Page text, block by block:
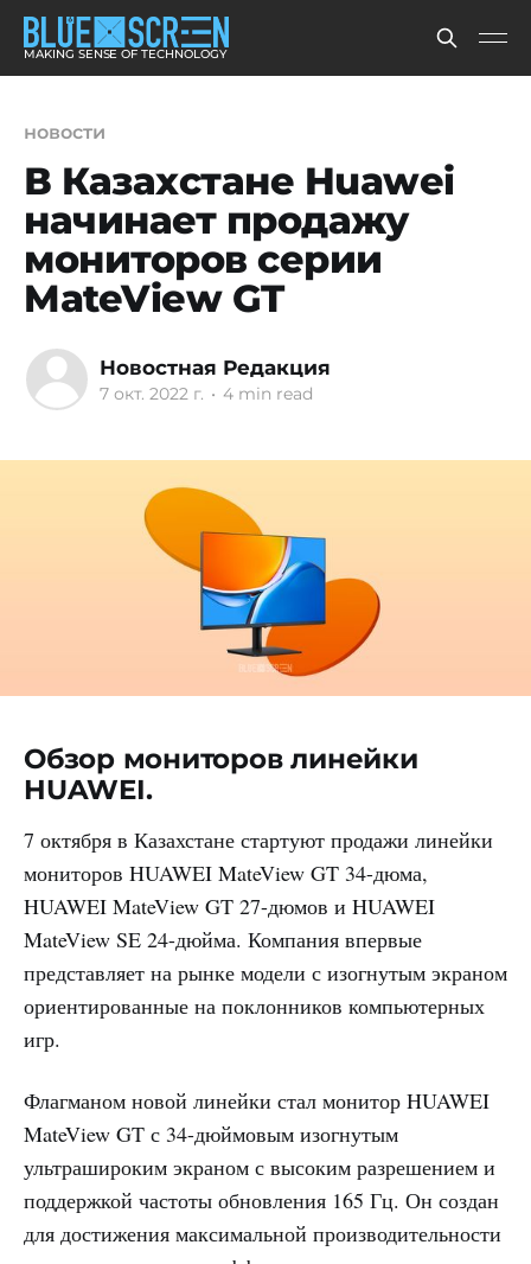
MAKING SENSE OF TECHNOLOGY
новости
В Казахстане Huawei
начинает продажу
мониторов серии
MateView GT
Новостная Редакция
7 окт. 2022 г. • 4 min read
Обзор мониторов линейки
HUAWEI.
7 октября в Казахстане стартуют продажи линейки
мониторов HUAWEI MateView GT 34-дюма,
HUAWEI MateView GT 27-дюмов и HUAWEI
MateView SE 24-дюйма. Компания впервые
представляет на рынке модели с изогнутым экраном
ориентированные на поклонников компьютерных
игр.
Флагманом новой линейки стал монитор HUAWEI
MateView GT с 34-дюймовым изогнутым
ультрашироким экраном с высоким разрешением и
поддержкой частоты обновления 165 Гц. Он создан
для достижения максимальной производительности